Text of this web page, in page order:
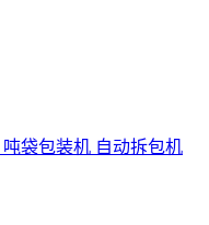
吨袋包装机 自动拆包机